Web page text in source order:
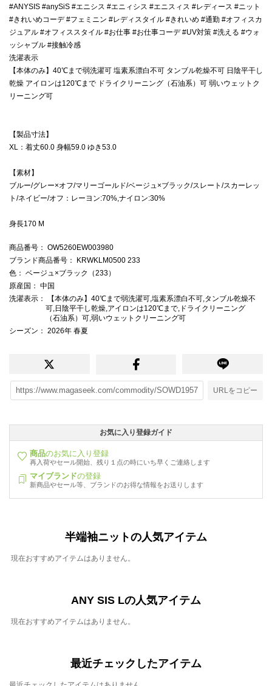
#ANYSIS #anySiS #エニシス #エニィシス #エニスィス #レディース #ニット
#きれいめコーデ #フェミニン #レディスタイル #きれいめ #通勤 #オフィスカ
ジュアル #オフィススタイル #お仕事 #お仕事コーデ #UV対策 #洗える #ウォ
ッシャブル #接触冷感
洗濯表示
【本体のみ】40℃まで弱洗濯可 塩素系漂白不可 タンブル乾燥不可 日陰平干し
乾燥 アイロンは120℃まで ドライクリーニング（石油系）可 弱いウェットク
リーニング可
【製品寸法】
XL：着丈60.0 身幅59.0 ゆき53.0
【素材】
ブルー/グレー×オフ/マリーゴールド/ベージュ×ブラック/スレート/スカーレッ
ト/ネイビー/オフ：レーヨン:70%,ナイロン:30%
身長170 M
商品番号 ： OW5260EW003980
ブランド商品番号 ： KRWKLM0500 233
色 ： ベージュ×ブラック（233）
原産国 ： 中国
洗濯表示 ： 【本体のみ】40℃まで弱洗濯可,塩素系漂白不可,タンブル乾燥不
可,日陰平干し乾燥,アイロンは120℃まで,ドライクリーニング
（石油系）可,弱いウェットクリーニング可
シーズン ： 2026年 春夏
URLをコピー
お気に入り登録ガイド
商品のお気に入り登録
再入荷やセール開始、残り１点の時にいち早くご連絡します
マイブランドの登録
新商品やセール等、ブランドのお得な情報をお送りします
半端袖ニットの人気アイテム
現在おすすめアイテムはありません。
ANY SIS Lの人気アイテム
現在おすすめアイテムはありません。
最近チェックしたアイテム